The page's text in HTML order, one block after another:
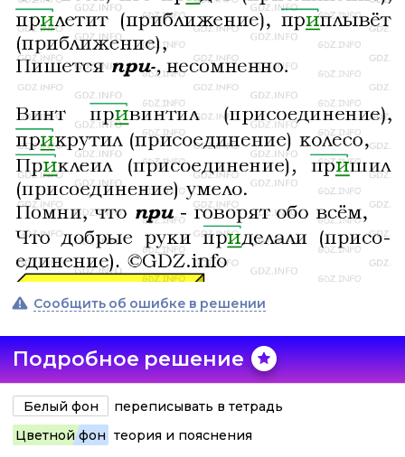
Сообщить об ошибке в решении
Подробное решение
Белый фон
переписывать в тетрадь
Цветной фон теория и пояснения